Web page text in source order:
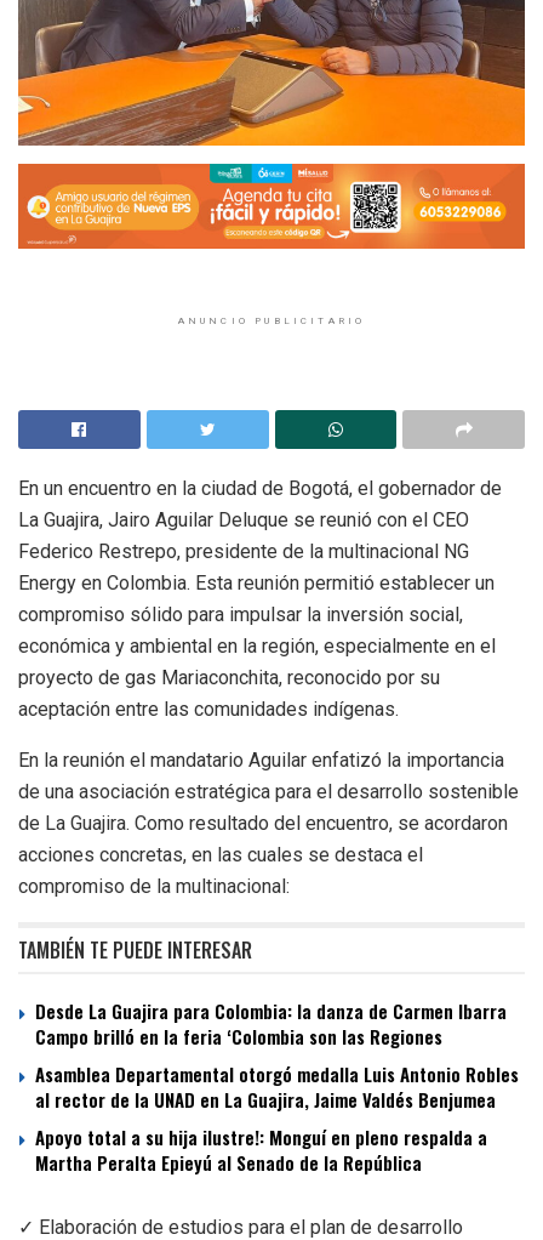
ANUNCIO PUBLICITARIO
En un encuentro en la ciudad de Bogotá, el gobernador de
La Guajira, Jairo Aguilar Deluque se reunió con el CEO
Federico Restrepo, presidente de la multinacional NG
Energy en Colombia. Esta reunión permitió establecer un
compromiso sólido para impulsar la inversión social,
económica y ambiental en la región, especialmente en el
proyecto de gas Mariaconchita, reconocido por su
aceptación entre las comunidades indígenas.
En la reunión el mandatario Aguilar enfatizó la importancia
de una asociación estratégica para el desarrollo sostenible
de La Guajira. Como resultado del encuentro, se acordaron
acciones concretas, en las cuales se destaca el
compromiso de la multinacional:
TAMBIÉN TE PUEDE INTERESAR
Desde La Guajira para Colombia: la danza de Carmen Ibarra
Campo brilló en la feria ‘Colombia son las Regiones
Asamblea Departamental otorgó medalla Luis Antonio Robles
al rector de la UNAD en La Guajira, Jaime Valdés Benjumea
Apoyo total a su hija ilustre!: Monguí en pleno respalda a
Martha Peralta Epieyú al Senado de la República
✓ Elaboración de estudios para el plan de desarrollo